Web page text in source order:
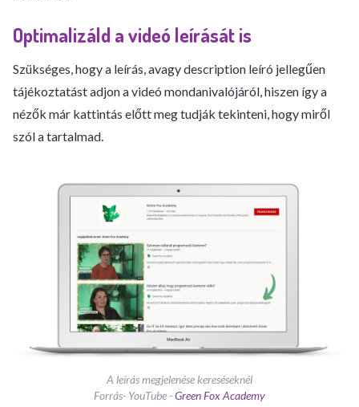
Optimalizáld a videó leírását is
Szükséges, hogy a leírás, avagy description leíró jellegűen
tájékoztatást adjon a videó mondanivalójáról, hiszen így a
nézők már kattintás előtt meg tudják tekinteni, hogy miről
szól a tartalmad.
A leírás megjelenése kereséseknél
Forrás- YouTube -Green Fox Academy